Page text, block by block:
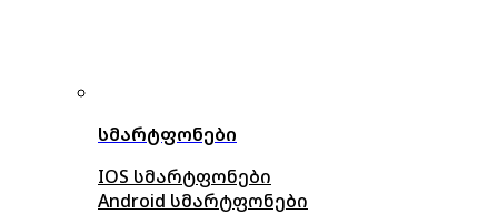
სმარტფონები
IOS სმარტფონები
Android სმარტფონები